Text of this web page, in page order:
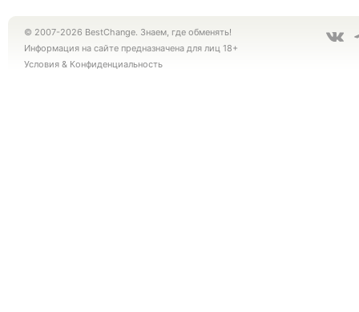
© 2007-2026 BestChange. Знаем, где обменять!
Информация на сайте предназначена для лиц 18+
Условия & Конфиденциальность